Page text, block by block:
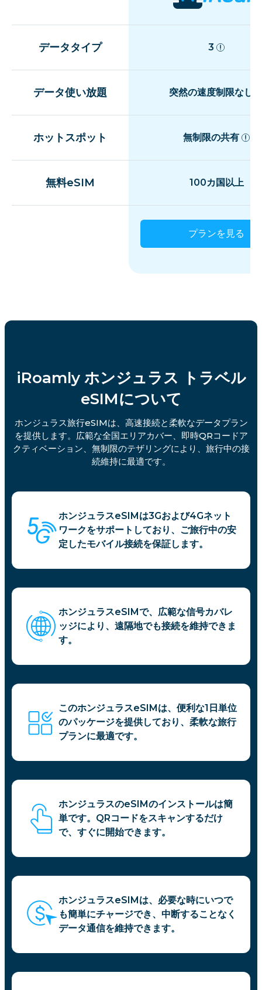
データタイプ 3
データ使い放題 突然の速度制限なし
ホットスポット 無制限の共有
無料eSIM 100カ国以上
プランを見る
iRoamly ホンジュラス トラベル
eSIMについて
ホンジュラス旅行eSIMは、高速接続と柔軟なデータプラン
を提供します。広範な全国エリアカバー、即時QRコードア
クティベーション、無制限のテザリングにより、旅行中の接
続維持に最適です。
ホンジュラスeSIMは3Gおよび4Gネット
ワークをサポートしており、ご旅行中の安
定したモバイル接続を保証します。
ホンジュラスeSIMで、広範な信号カバレ
ッジにより、遠隔地でも接続を維持できま
す。
このホンジュラスeSIMは、便利な1日単位
のパッケージを提供しており、柔軟な旅行
プランに最適です。
ホンジュラスのeSIMのインストールは簡
単です。QRコードをスキャンするだけ
で、すぐに開始できます。
ホンジュラスeSIMは、必要な時にいつで
も簡単にチャージでき、中断することなく
データ通信を維持できます。